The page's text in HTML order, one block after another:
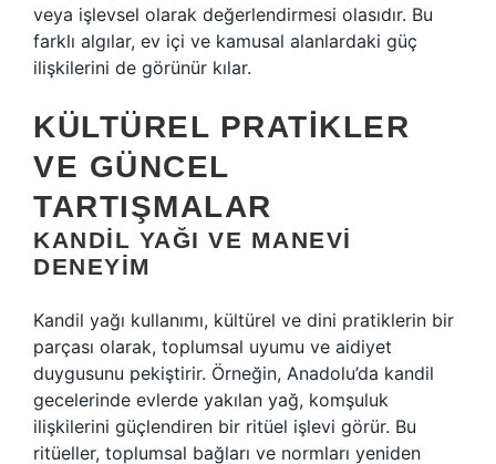
veya işlevsel olarak değerlendirmesi olasıdır. Bu
farklı algılar, ev içi ve kamusal alanlardaki güç
ilişkilerini de görünür kılar.
KÜLTÜREL PRATIKLER
VE GÜNCEL
TARTIŞMALAR
KANDIL YAĞI VE MANEVI
DENEYIM
Kandil yağı kullanımı, kültürel ve dini pratiklerin bir
parçası olarak, toplumsal uyumu ve aidiyet
duygusunu pekiştirir. Örneğin, Anadolu’da kandil
gecelerinde evlerde yakılan yağ, komşuluk
ilişkilerini güçlendiren bir ritüel işlevi görür. Bu
ritüeller, toplumsal bağları ve normları yeniden